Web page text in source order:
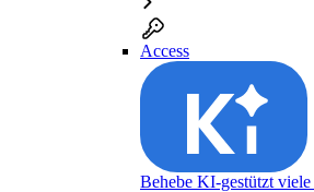
Access
Behebe KI-gestützt